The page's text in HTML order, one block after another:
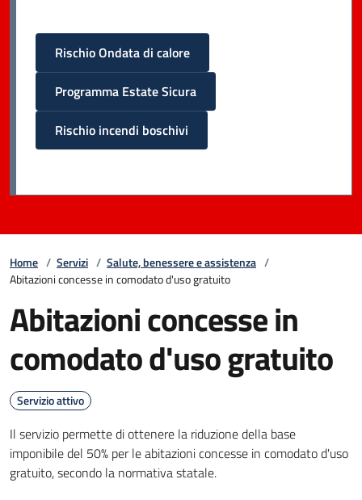
Rischio Ondata di calore
Programma Estate Sicura
Rischio incendi boschivi
Home / Servizi / Salute, benessere e assistenza /
Abitazioni concesse in comodato d'uso gratuito
Abitazioni concesse in
comodato d'uso gratuito
Servizio attivo
Il servizio permette di ottenere la riduzione della base
imponibile del 50% per le abitazioni concesse in comodato d'uso
gratuito, secondo la normativa statale.